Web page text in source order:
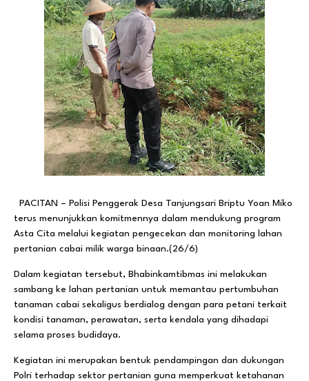
PACITAN – Polisi Penggerak Desa Tanjungsari Briptu Yoan Miko
terus menunjukkan komitmennya dalam mendukung program
Asta Cita melalui kegiatan pengecekan dan monitoring lahan
pertanian cabai milik warga binaan.(26/6)
Dalam kegiatan tersebut, Bhabinkamtibmas ini melakukan
sambang ke lahan pertanian untuk memantau pertumbuhan
tanaman cabai sekaligus berdialog dengan para petani terkait
kondisi tanaman, perawatan, serta kendala yang dihadapi
selama proses budidaya.
Kegiatan ini merupakan bentuk pendampingan dan dukungan
Polri terhadap sektor pertanian guna memperkuat ketahanan